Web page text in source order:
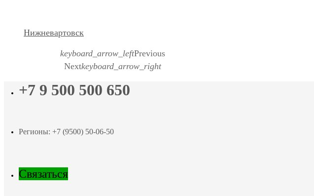
Нижневартовск
keyboard_arrow_leftPrevious
Nextkeyboard_arrow_right
+7 9 500 500 650
Регионы: +7 (9500) 50-06-50
Связаться